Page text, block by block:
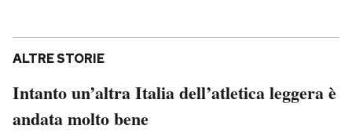
ALTRE STORIE
Intanto un’altra Italia dell’atletica leggera è
andata molto bene